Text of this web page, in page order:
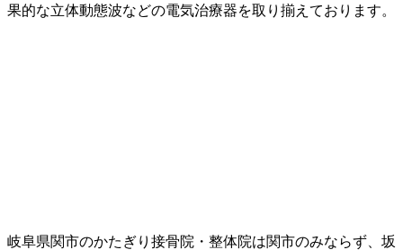
果的な立体動態波などの電気治療器を取り揃えております。
岐阜県関市のかたぎり接骨院・整体院は関市のみならず、坂